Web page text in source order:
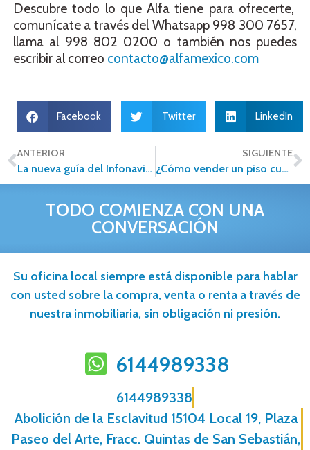
Descubre todo lo que Alfa tiene para ofrecerte,
comunícate a través del Whatsapp 998 300 7657,
llama al 998 802 0200 o también nos puedes
escribir al correo contacto@alfamexico.com
Facebook Twitter LinkedIn
ANTERIOR
La nueva guía del Infonavit para la autoconstrucción de vivienda
SIGUIENTE
¿Cómo vender un piso cuando hay un inquilino dentro?
TODO COMIENZA CON UNA
CONVERSACIÓN
Su oficina local siempre está disponible para hablar
con usted sobre la compra, venta o renta a través de
nuestra inmobiliaria, sin obligación ni presión.
6144989338
6144989338
Abolición de la Esclavitud 15104 Local 19, Plaza
Paseo del Arte, Fracc. Quintas de San Sebastián,